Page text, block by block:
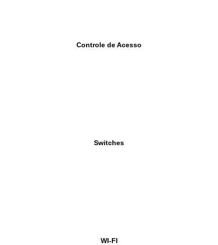
Controle de Acesso
Switches
WI-FI